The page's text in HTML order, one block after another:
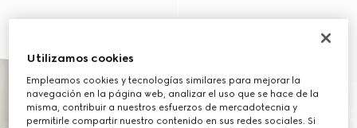
Utilizamos cookies
Empleamos cookies y tecnologías similares para mejorar la
navegación en la página web, analizar el uso que se hace de la
misma, contribuir a nuestros esfuerzos de mercadotecnia y
permitirle compartir nuestro contenido en sus redes sociales. Si